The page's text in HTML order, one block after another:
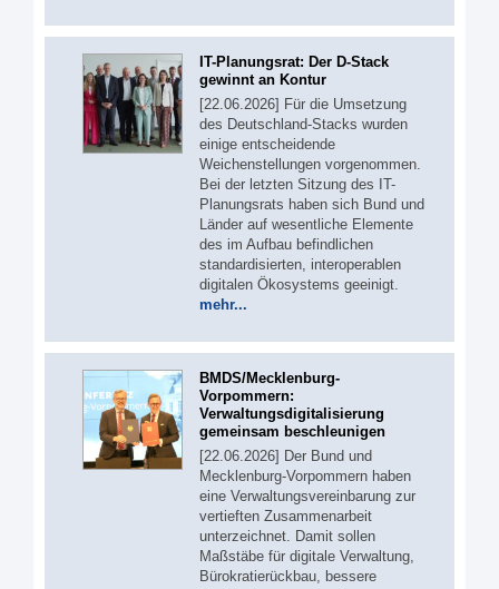
IT-Planungsrat: Der D-Stack
gewinnt an Kontur
[22.06.2026] Für die Umsetzung
des Deutschland-Stacks wurden
einige entscheidende
Weichenstellungen vorgenommen.
Bei der letzten Sitzung des IT-
Planungsrats haben sich Bund und
Länder auf wesentliche Elemente
des im Aufbau befindlichen
standardisierten, interoperablen
digitalen Ökosystems geeinigt.
mehr...
BMDS/Mecklenburg-
Vorpommern:
Verwaltungsdigitalisierung
gemeinsam beschleunigen
[22.06.2026] Der Bund und
Mecklenburg-Vorpommern haben
eine Verwaltungsvereinbarung zur
vertieften Zusammenarbeit
unterzeichnet. Damit sollen
Maßstäbe für digitale Verwaltung,
Bürokratierückbau, bessere